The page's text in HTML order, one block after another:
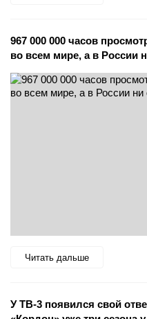
967 000 000 часов
во всем мире, а в России
Читать дальше
У ТВ-3 появился свой